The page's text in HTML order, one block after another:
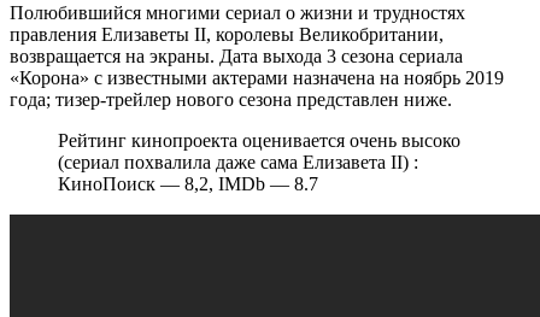
Полюбившийся многими сериал о жизни и трудностях
правления Елизаветы II, королевы Великобритании,
возвращается на экраны. Дата выхода 3 сезона сериала
«Корона» с известными актерами назначена на ноябрь 2019
года; тизер-трейлер нового сезона представлен ниже.
Рейтинг кинопроекта оценивается очень высоко
(сериал похвалила даже сама Елизавета II) :
КиноПоиск — 8,2, IMDb — 8.7